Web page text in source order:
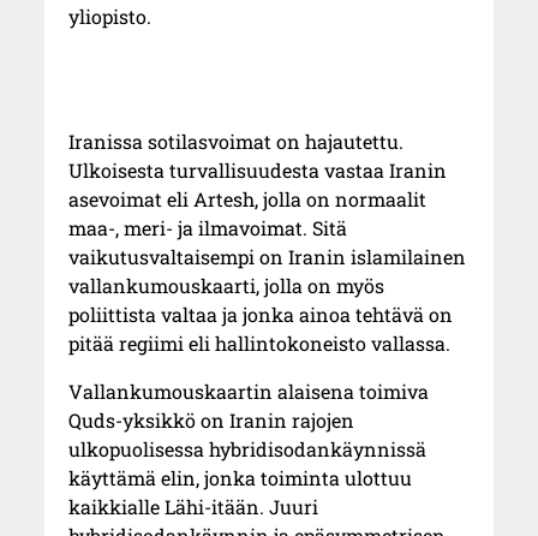
yliopisto.
Iranissa sotilasvoimat on hajautettu.
Ulkoisesta turvallisuudesta vastaa Iranin
asevoimat eli Artesh, jolla on normaalit
maa-, meri- ja ilmavoimat. Sitä
vaikutusvaltaisempi on Iranin islamilainen
vallankumouskaarti, jolla on myös
poliittista valtaa ja jonka ainoa tehtävä on
pitää regiimi eli hallintokoneisto vallassa.
Vallankumouskaartin alaisena toimiva
Quds-yksikkö on Iranin rajojen
ulkopuolisessa hybridisodankäynnissä
käyttämä elin, jonka toiminta ulottuu
kaikkialle Lähi-itään. Juuri